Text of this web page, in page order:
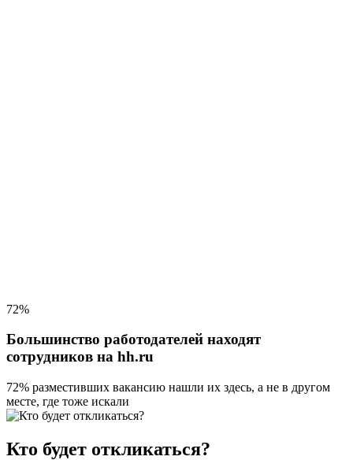
72%
Большинство работодателей находят
сотрудников на hh.ru
72% разместивших вакансию нашли их здесь, а не в другом
месте, где тоже искали
Кто будет откликаться?